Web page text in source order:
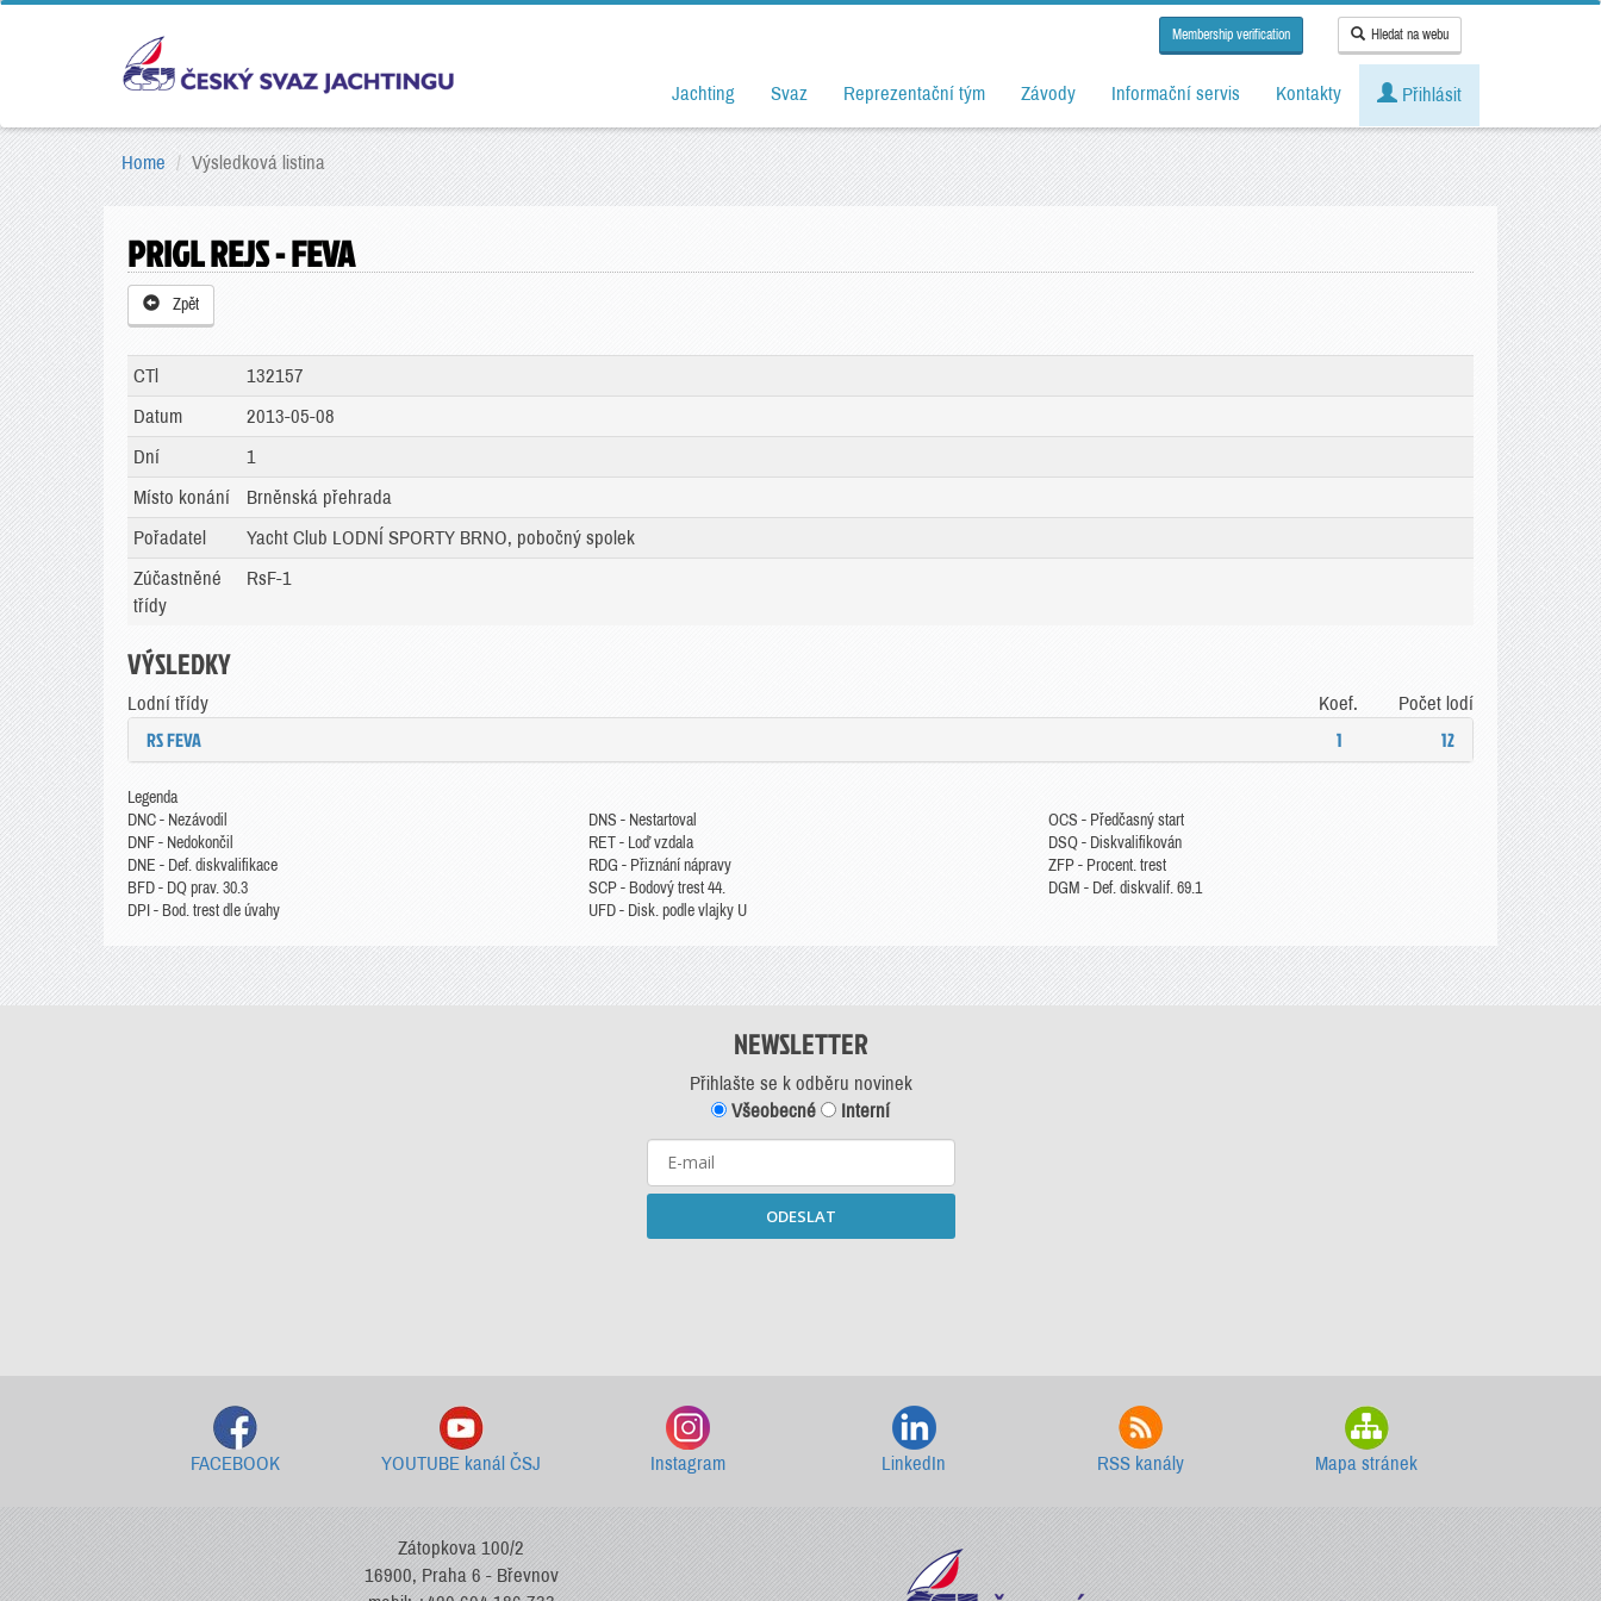
Membership verification Hledat na webu
Jachting Svaz Reprezentační tým Závody Informační servis Kontakty Přihlásit
Home Výsledková listina
PRIGL REJS - FEVA
Zpět
CTl
132157
Datum
2013-05-08
Dní
1
Místo konání
Brněnská přehrada
Pořadatel
Yacht Club LODNÍ SPORTY BRNO, pobočný spolek
Zúčastněné
třídy
RsF-1
VÝSLEDKY
Lodní třídy Koef. Počet lodí
RS FEVA 1 12
Legenda
DNC - Nezávodil
DNF - Nedokončil
DNE - Def. diskvalifikace
BFD - DQ prav. 30.3
DPI - Bod. trest dle úvahy
DNS - Nestartoval
RET - Loď vzdala
RDG - Přiznání nápravy
SCP - Bodový trest 44.
UFD - Disk. podle vlajky U
OCS - Předčasný start
DSQ - Diskvalifikován
ZFP - Procent. trest
DGM - Def. diskvalif. 69.1
NEWSLETTER
Přihlašte se k odběru novinek
Všeobecné
Interní
ODESLAT
FACEBOOK YOUTUBE kanál ČSJ Instagram LinkedIn RSS kanály Mapa stránek
Zátopkova 100/2
16900, Praha 6 - Břevnov